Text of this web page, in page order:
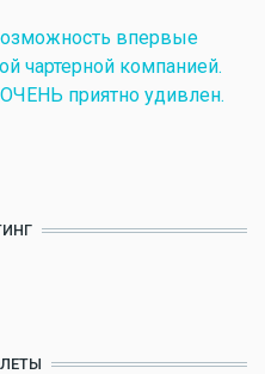
впервые
чартерной компанией.
ОЧЕНЬ приятно удивлен.